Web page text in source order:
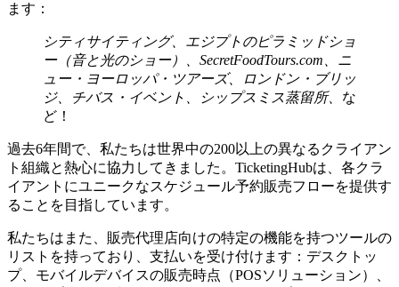
ます：
シティサイティング、エジプトのピラミッドショ
ー（音と光のショー）、SecretFoodTours.com、ニ
ュー・ヨーロッパ・ツアーズ、ロンドン・ブリッ
ジ、チバス・イベント、シップスミス蒸留所、 な
ど！
過去6年間で、私たちは世界中の200以上の異なるクライアン
ト組織と熱心に協力してきました。TicketingHubは、各クラ
イアントにユニークなスケジュール予約販売フローを提供す
ることを目指しています。
私たちはまた、販売代理店向けの特定の機能を持つツールの
リストを持っており、支払いを受け付けます：デスクトッ
プ、モバイルデバイスの販売時点（POSソリューション）、